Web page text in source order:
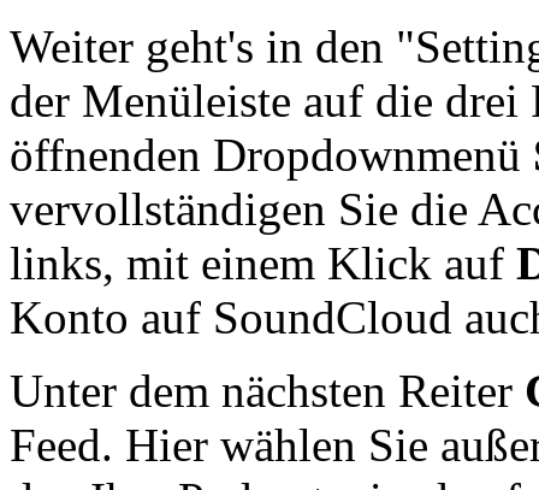
Weiter geht's in den
der Menüleiste auf die
öffnenden Dropdownmenü
vervollständigen Sie die
links, mit einem Klick auf
Konto auf SoundCloud
Unter dem nächsten Reiter
Feed. Hier wählen Sie